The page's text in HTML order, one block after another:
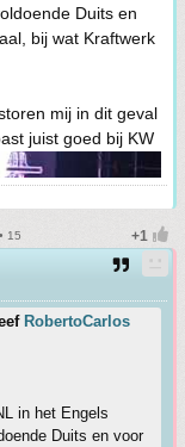
Duits en
bij wat Kraftwerk
mij in dit geval
juist goed bij KW
15
RobertoCarlos
in het Engels
Duits en voor